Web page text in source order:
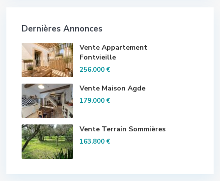
Dernières Annonces
Vente Appartement
Fontvieille
256.000 €
Vente Maison Agde
179.000 €
Vente Terrain Sommières
163.800 €